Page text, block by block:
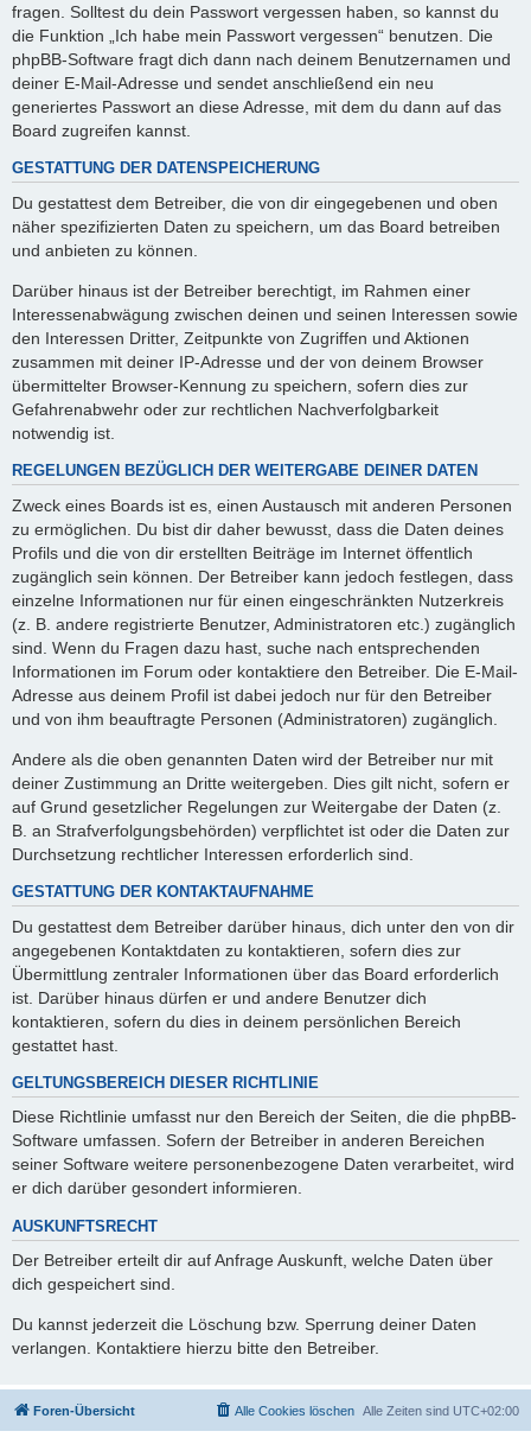
fragen. Solltest du dein Passwort vergessen haben, so kannst du
die Funktion „Ich habe mein Passwort vergessen“ benutzen. Die
phpBB-Software fragt dich dann nach deinem Benutzernamen und
deiner E-Mail-Adresse und sendet anschließend ein neu
generiertes Passwort an diese Adresse, mit dem du dann auf das
Board zugreifen kannst.
GESTATTUNG DER DATENSPEICHERUNG
Du gestattest dem Betreiber, die von dir eingegebenen und oben
näher spezifizierten Daten zu speichern, um das Board betreiben
und anbieten zu können.
Darüber hinaus ist der Betreiber berechtigt, im Rahmen einer
Interessenabwägung zwischen deinen und seinen Interessen sowie
den Interessen Dritter, Zeitpunkte von Zugriffen und Aktionen
zusammen mit deiner IP-Adresse und der von deinem Browser
übermittelter Browser-Kennung zu speichern, sofern dies zur
Gefahrenabwehr oder zur rechtlichen Nachverfolgbarkeit
notwendig ist.
REGELUNGEN BEZÜGLICH DER WEITERGABE DEINER DATEN
Zweck eines Boards ist es, einen Austausch mit anderen Personen
zu ermöglichen. Du bist dir daher bewusst, dass die Daten deines
Profils und die von dir erstellten Beiträge im Internet öffentlich
zugänglich sein können. Der Betreiber kann jedoch festlegen, dass
einzelne Informationen nur für einen eingeschränkten Nutzerkreis
(z. B. andere registrierte Benutzer, Administratoren etc.) zugänglich
sind. Wenn du Fragen dazu hast, suche nach entsprechenden
Informationen im Forum oder kontaktiere den Betreiber. Die E-Mail-
Adresse aus deinem Profil ist dabei jedoch nur für den Betreiber
und von ihm beauftragte Personen (Administratoren) zugänglich.
Andere als die oben genannten Daten wird der Betreiber nur mit
deiner Zustimmung an Dritte weitergeben. Dies gilt nicht, sofern er
auf Grund gesetzlicher Regelungen zur Weitergabe der Daten (z.
B. an Strafverfolgungsbehörden) verpflichtet ist oder die Daten zur
Durchsetzung rechtlicher Interessen erforderlich sind.
GESTATTUNG DER KONTAKTAUFNAHME
Du gestattest dem Betreiber darüber hinaus, dich unter den von dir
angegebenen Kontaktdaten zu kontaktieren, sofern dies zur
Übermittlung zentraler Informationen über das Board erforderlich
ist. Darüber hinaus dürfen er und andere Benutzer dich
kontaktieren, sofern du dies in deinem persönlichen Bereich
gestattet hast.
GELTUNGSBEREICH DIESER RICHTLINIE
Diese Richtlinie umfasst nur den Bereich der Seiten, die die phpBB-
Software umfassen. Sofern der Betreiber in anderen Bereichen
seiner Software weitere personenbezogene Daten verarbeitet, wird
er dich darüber gesondert informieren.
AUSKUNFTSRECHT
Der Betreiber erteilt dir auf Anfrage Auskunft, welche Daten über
dich gespeichert sind.
Du kannst jederzeit die Löschung bzw. Sperrung deiner Daten
verlangen. Kontaktiere hierzu bitte den Betreiber.
Foren-Übersicht Alle Zeiten sind UTC+02:00
Alle Cookies löschen